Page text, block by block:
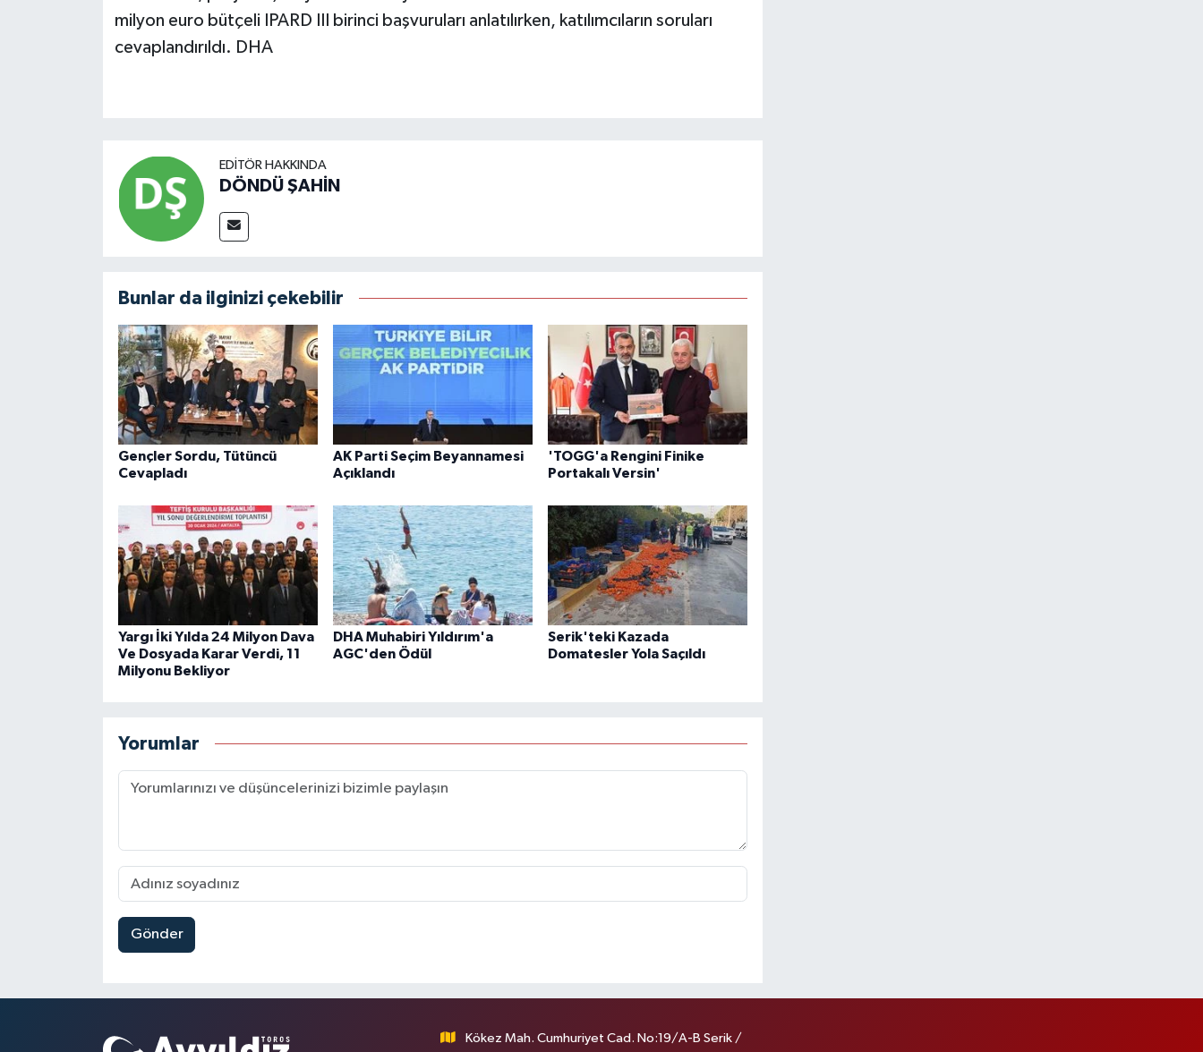
milyon euro bütçeli IPARD III birinci başvuruları anlatılırken, katılımcıların soruları
cevaplandırıldı. DHA
EDITÖR HAKKINDA
DÖNDÜ ŞAHİN
Bunlar da ilginizi çekebilir
Gençler Sordu, Tütüncü
Cevapladı
AK Parti Seçim Beyannamesi
Açıklandı
'TOGG'a Rengini Finike
Portakalı Versin'
Yargı İki Yılda 24 Milyon Dava
Ve Dosyada Karar Verdi, 11
Milyonu Bekliyor
DHA Muhabiri Yıldırım'a
AGC'den Ödül
Serik'teki Kazada
Domatesler Yola Saçıldı
Yorumlar
Gönder
Kökez Mah. Cumhuriyet Cad. No:19/A-B Serik /